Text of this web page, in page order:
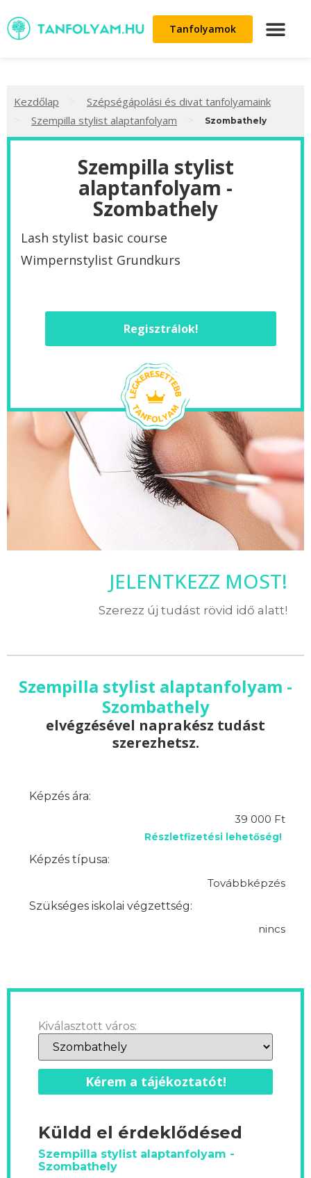
Tanfolyamok
Kezdőlap Szépségápolási és divat tanfolyamaink
Szempilla stylist alaptanfolyam Szombathely
Szempilla stylist
alaptanfolyam -
Szombathely
Lash stylist basic course
Wimpernstylist Grundkurs
Regisztrálok!
JELENTKEZZ MOST!
Szerezz új tudást rövid idő alatt!
Szempilla stylist alaptanfolyam -
Szombathely
elvégzésével naprakész tudást
szerezhetsz.
Képzés ára:
39 000 Ft
Részletfizetési lehetőség!
Képzés típusa:
Továbbképzés
Szükséges iskolai végzettség:
nincs
Kiválasztott város:
Kérem a tájékoztatót!
Küldd el érdeklődésed
Szempilla stylist alaptanfolyam -
Szombathely